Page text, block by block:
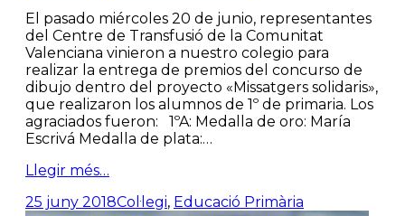
El pasado miércoles 20 de junio, representantes
del Centre de Transfusió de la Comunitat
Valenciana vinieron a nuestro colegio para
realizar la entrega de premios del concurso de
dibujo dentro del proyecto «Missatgers solidaris»,
que realizaron los alumnos de 1º de primaria. Los
agraciados fueron: 1ºA: Medalla de oro: María
Escrivá Medalla de plata:…
Llegir més…
25 juny 2018Col·legi, Educació Primària